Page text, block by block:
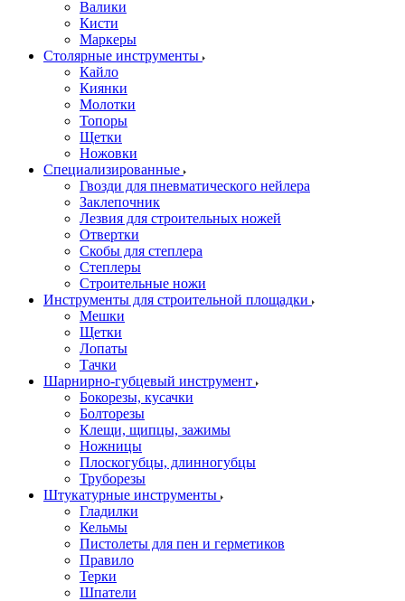
Валики
Кисти
Маркеры
Столярные инструменты
Кайло
Киянки
Молотки
Топоры
Щетки
Ножовки
Специализированные
Гвозди для пневматического нейлера
Заклепочник
Лезвия для строительных ножей
Отвертки
Скобы для степлера
Степлеры
Строительные ножи
Инструменты для строительной площадки
Мешки
Щетки
Лопаты
Тачки
Шарнирно-губцевый инструмент
Бокорезы, кусачки
Болторезы
Клещи, щипцы, зажимы
Ножницы
Плоскогубцы, длинногубцы
Труборезы
Штукатурные инструменты
Гладилки
Кельмы
Пистолеты для пен и герметиков
Правило
Терки
Шпатели